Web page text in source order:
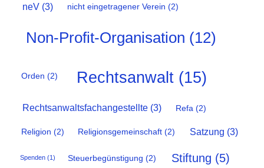
neV(3) nicht eingetragener Verein (2)
Non-Profit-Organisation (12)
Orden (2) Rechtsanwalt (15)
Rechtsanwaltsfachangestellte(3) Refa (2)
Religion (2) Religionsgemeinschaft (2) Satzung (3)
Spenden (1) Steuerbegünstigung (2) Stiftung (5)